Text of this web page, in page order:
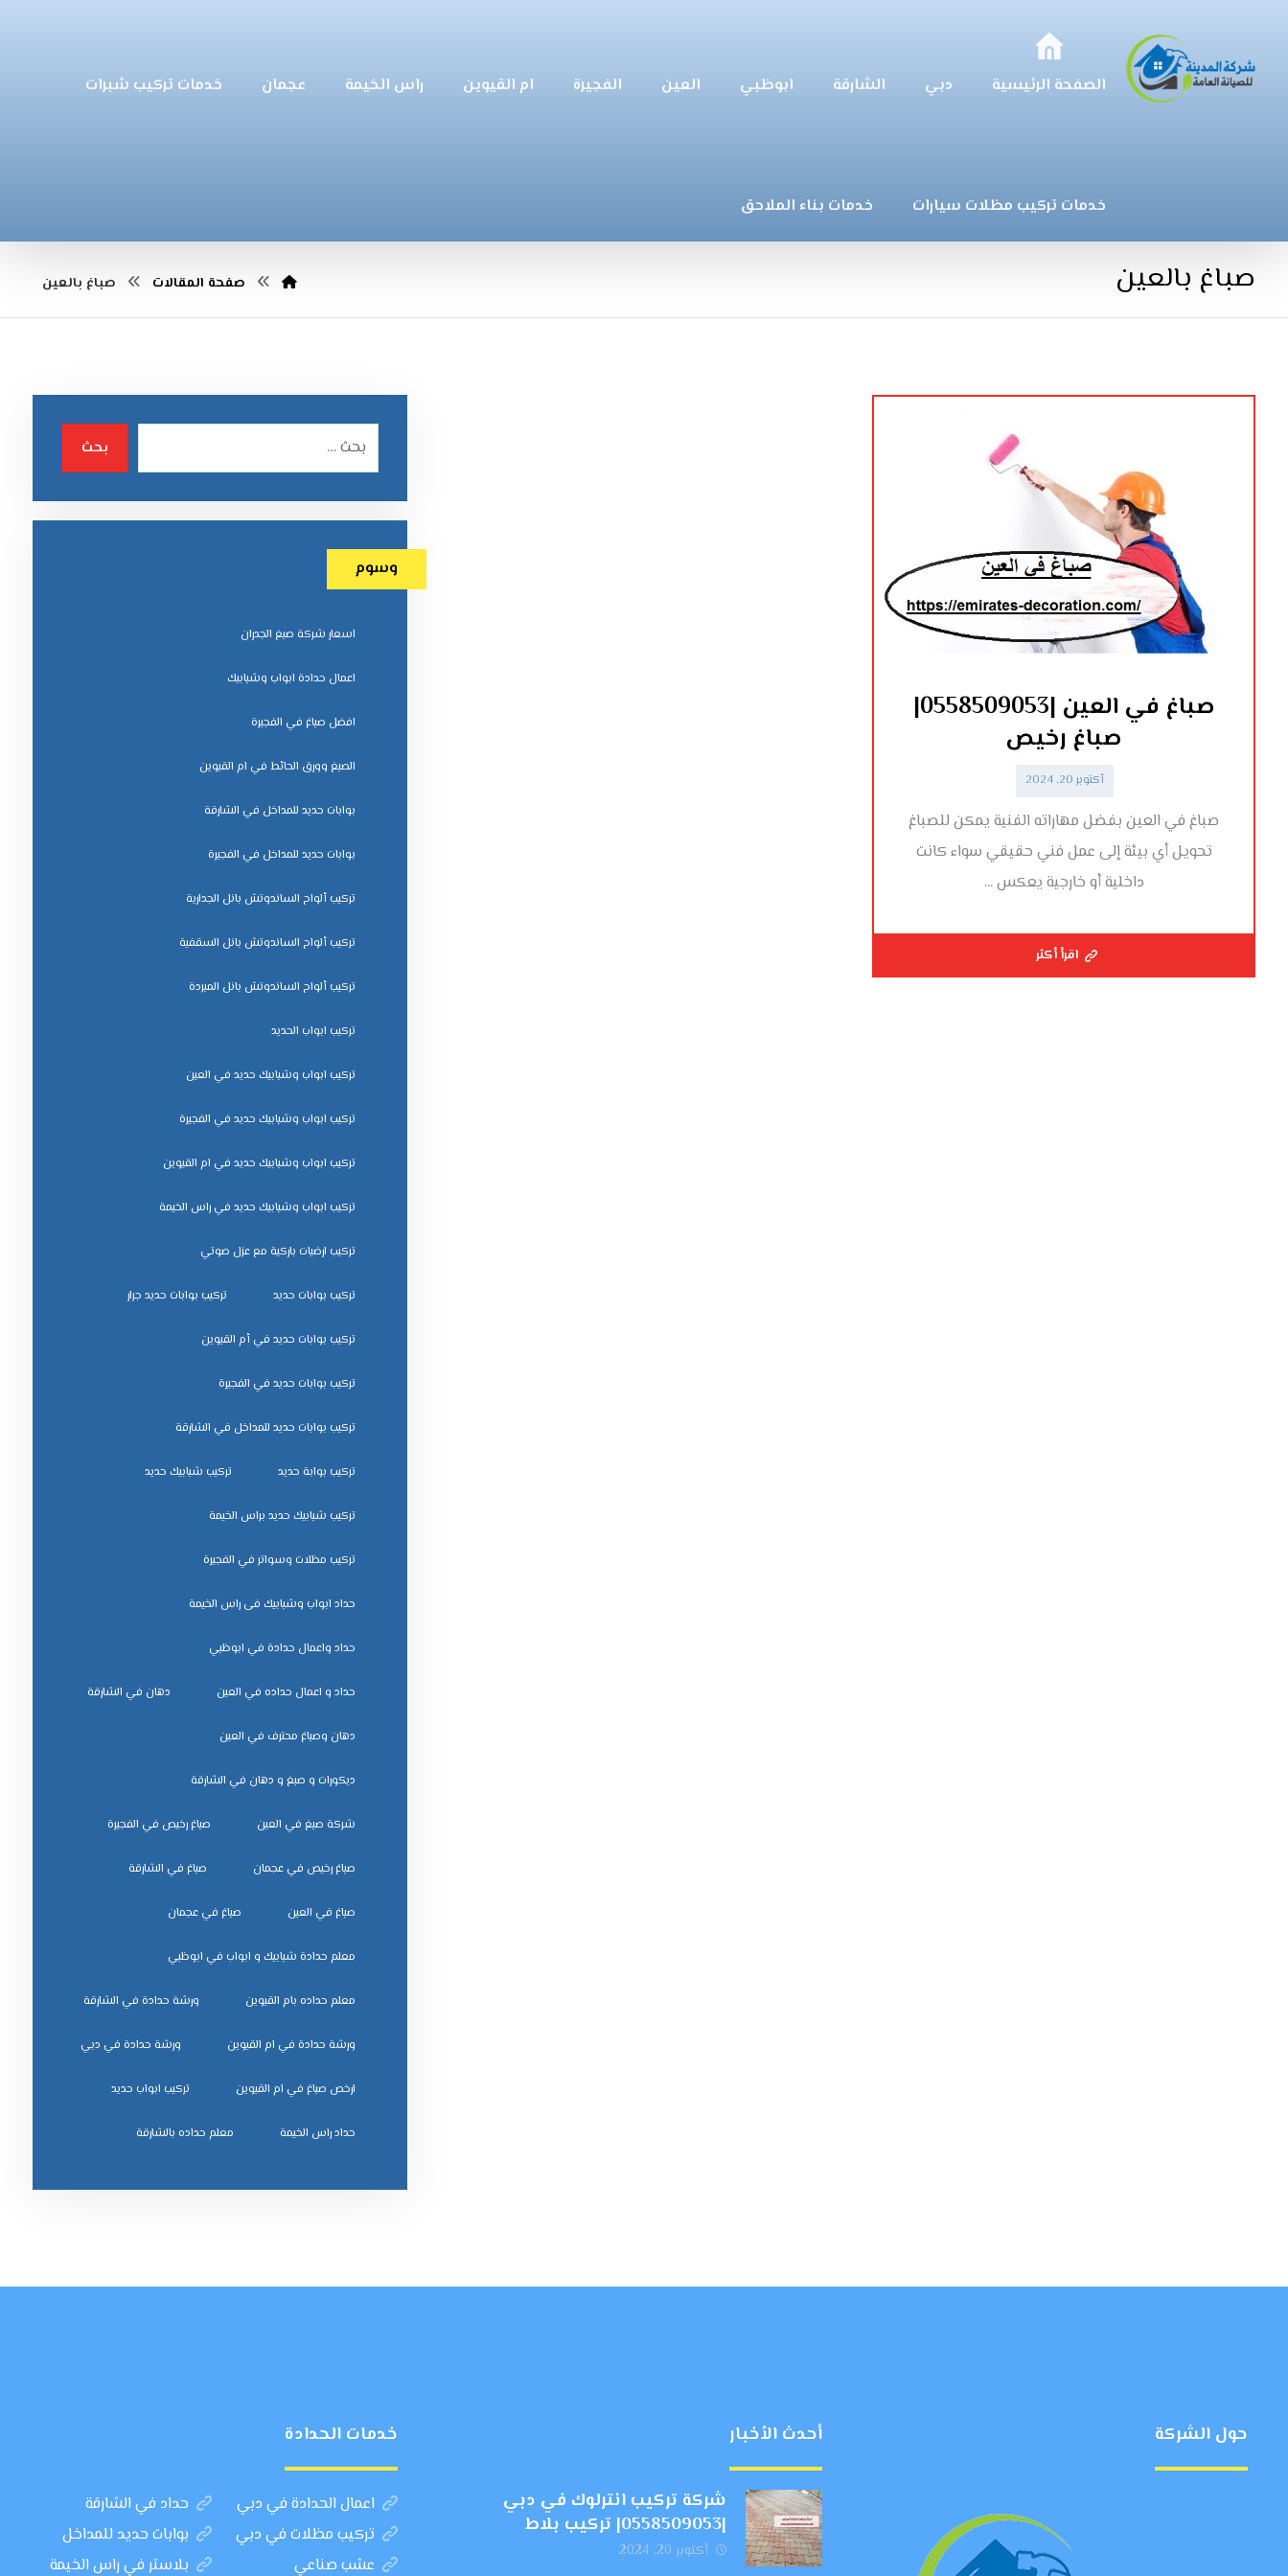
الصفحة الرئيسية دبي الشارقة ابوظبي العين الفجيرة ام القيوين راس الخيمة عجمان خدمات تركيب شبرات
خدمات تركيب مظلات سيارات خدمات بناء الملاحق
صباغ بالعين صفحة المقالات صباغ بالعين
صباغ في العين |0558509053|
صباغ رخيص
أكتوبر 20, 2024
صباغ في العين بفضل مهاراته الفنية يمكن للصباغ
تحويل أي بيئة إلى عمل فني حقيقي سواء كانت
داخلية أو خارجية يعكس ...
اقرأ أكثر
بحث
وسوم
اسعار شركة صبغ الجدران
اعمال حدادة ابواب وشبابيك
افضل صباغ في الفجيرة
الصبغ وورق الحائط في ام القيوين
بوابات حديد للمداخل في الشارقة
بوابات حديد للمداخل في الفجيرة
تركيب ألواح الساندوتش بانل الجدارية
تركيب ألواح الساندوتش بانل السقفية
تركيب ألواح الساندوتش بانل المبردة
تركيب ابواب الحديد
تركيب ابواب وشبابيك حديد في العين
تركيب ابواب وشبابيك حديد في الفجيرة
تركيب ابواب وشبابيك حديد في ام القيوين
تركيب ابواب وشبابيك حديد في راس الخيمة
تركيب ارضيات باركية مع عزل صوتي
تركيب بوابات حديد تركيب بوابات حديد جرار
تركيب بوابات حديد في أم القيوين
تركيب بوابات حديد في الفجيرة
تركيب بوابات حديد للمداخل في الشارقة
تركيب بوابة حديد تركيب شبابيك حديد
تركيب شبابيك حديد براس الخيمة
تركيب مظلات وسواتر في الفجيرة
حداد ابواب وشبابيك فى راس الخيمة
حداد واعمال حدادة في ابوظبي
حداد و اعمال حداده في العين دهان في الشارقة
دهان وصباغ محترف في العين
ديكورات و صبغ و دهان في الشارقة
شركة صبغ في العين صباغ رخيص في الفجيرة
صباغ رخيص في عجمان صباغ في الشارقة
صباغ في العين صباغ في عجمان
معلم حدادة شبابيك و ابواب في ابوظبي
معلم حداده بام القيوين ورشة حدادة في الشارقة
ورشة حدادة في ام القيوين ورشة حدادة في دبي
ﺗﺮﻛﻴﺐ اﺑﻮاب ﺣﺪﻳﺪ
ﺣﺪاد راس اﻟﺨﻴﻤﺔ ﻣﻌﻠﻢ ﺣﺪاده ﺑﺎﻟﺸﺎرﻗﺔ
حول الشركة أحدث الأخبار
شركة تركيب انترلوك في دبي
|0558509053| تركيب بلاط
أكتوبر 20, 2024
خدمات الحدادة
اعمال الحدادة في دبي
حداد في الشارقة
تركيب مظلات في دبي
بوابات حديد للمداخل
عشب صناعي
بلاستر في راس الخيمة